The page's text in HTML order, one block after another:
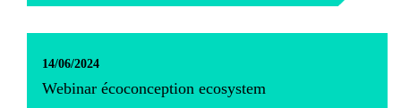
14/06/2024
Webinar écoconception ecosystem